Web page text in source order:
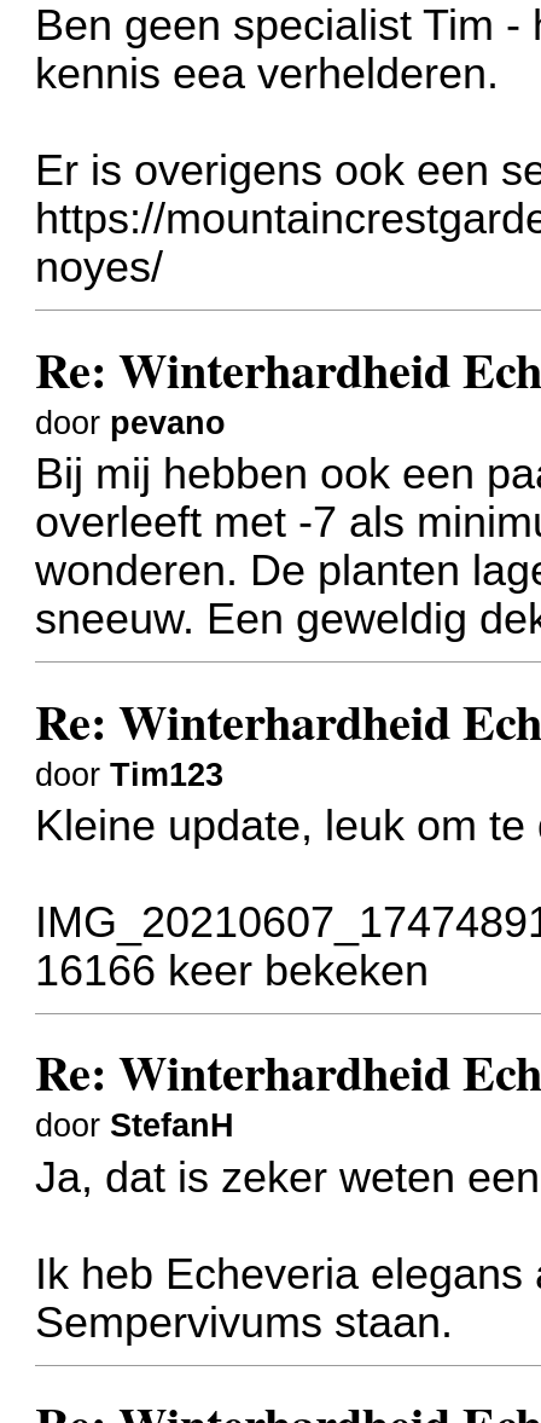
Ben geen specialist Tim
kennis eea verhelderen.
Er is overigens ook een
https://
noyes/
Re: Winterhardheid
door pevano
Bij mij hebben ook een
overleeft met -7 als
wonderen. De planten
sneeuw. Een geweldig
Re: Winterhardheid
doorTim123
Kleine update, leuk om
16166 keer bekeken
Re: Winterhardheid
door StefanH
Ja, dat is zeker weten
Ik heb Echeveria
Sempervivums staan.